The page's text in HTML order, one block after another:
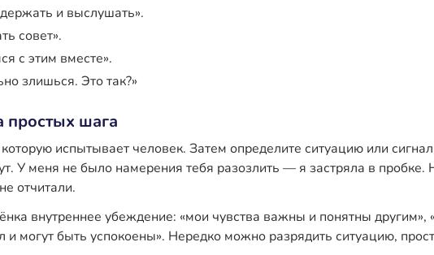
и выслушать».
совет».
с этим вместе».
злишься. Это так?»
простых шага
испытывает человек. Затем определите ситуацию или
У меня не было намерения тебя разозлить — я застряла в
отчитали.
внутреннее убеждение: «мои чувства важны и понятны
могут быть успокоены». Нередко можно разрядить ситуацию,